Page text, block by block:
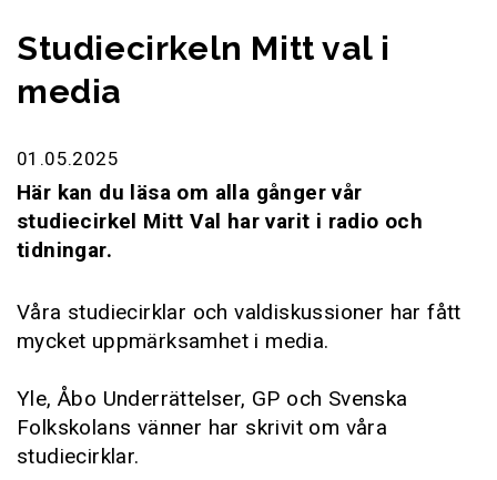
Studiecirkeln Mitt val i
media
01.05.2025
Här kan du läsa om alla gånger vår
studiecirkel Mitt Val har varit i radio och
tidningar.
Våra studiecirklar och valdiskussioner har fått
mycket uppmärksamhet i media.
Yle, Åbo Underrättelser, GP och Svenska
Folkskolans vänner har skrivit om våra
studiecirklar.